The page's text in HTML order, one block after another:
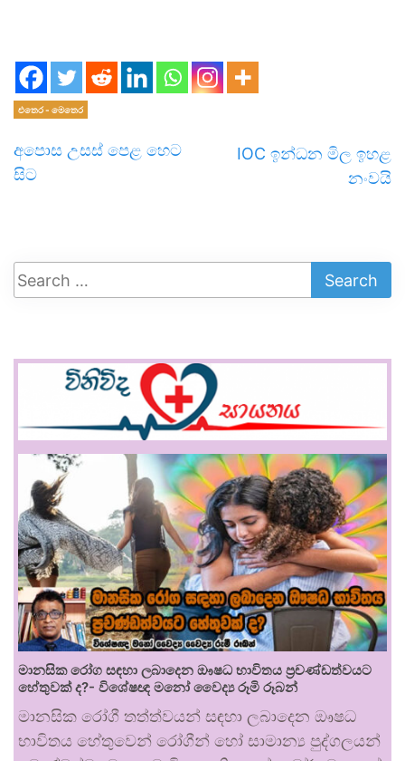
එතෙර - මෙතෙර
අපොස උසස් පෙළ හෙට
සිට
IOC ඉන්ධන මිල ඉහළ
නංවයි
මානසික රෝග සඳහා ලබාදෙන ඖෂධ භාවිතය ප්‍රචණ්ඩත්වයට
හේතුවක් ද?- විශේෂඥ මනෝ වෛද්‍ය රූමි රූබන්
මානසික රෝගී තත්ත්වයන් සඳහා ලබාදෙන ඖෂධ
භාවිතය හේතුවෙන් රෝගීන් හෝ සාමාන්‍ය පුද්ගලයන්